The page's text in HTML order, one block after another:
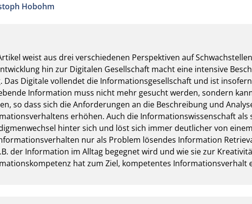
Hobohm
weist aus drei verschiedenen Perspektiven auf
hin zur Digitalen Gesellschaft macht eine intensive
Das Digitale vollendet die Informationsgesellschaft und ist
Information muss nicht mehr gesucht werden, sondern
so dass sich die Anforderungen an die Beschreibung und
erhöhen. Auch die Informationswissenschaft als
hinter sich und löst sich immer deutlicher von
nur als Problem lösendes Information
der Information im Alltag begegnet wird und wie sie zur
hat zum Ziel, kompetentes Informationsverhalt